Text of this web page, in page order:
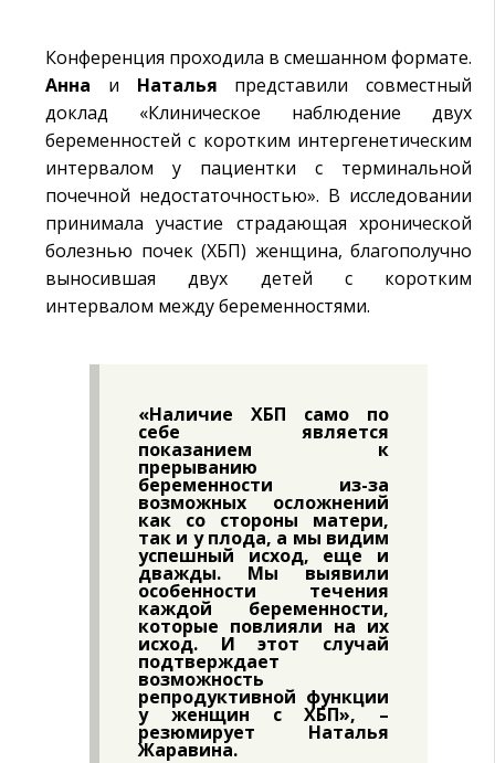
Конференция проходила в смешанном формате.
Анна и Наталья представили совместный
доклад «Клиническое наблюдение двух
беременностей с коротким интергенетическим
интервалом у пациентки с терминальной
почечной недостаточностью». В исследовании
принимала участие страдающая хронической
болезнью почек (ХБП) женщина, благополучно
выносившая двух детей с коротким
интервалом между беременностями.
«Наличие ХБП само по
себе является
показанием к
прерыванию
беременности из-за
возможных осложнений
как со стороны матери,
так и у плода, а мы видим
успешный исход, еще и
дважды. Мы выявили
особенности течения
каждой беременности,
которые повлияли на их
исход. И этот случай
подтверждает
возможность
репродуктивной функции
у женщин с ХБП», –
резюмирует Наталья
Жаравина.